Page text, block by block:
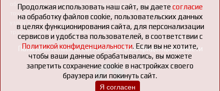
обозначения профиля деятельности магазина, а также для
точной идентификации совместимости предлагаемых деталей,
узлов и сопутствующих аксессуаров с конкретными
транспортными средствами потребителей.
Пользовательское соглашение о конфиденциальности
Продолжая использовать наш сайт, вы даетесогласие
на обработку файлов cookie, пользовательских данных
в целях функционирования сайта, для персонализации
сервисов и удобства пользователей, в соответствии с
Политикой конфиденциальности. Если вы не хотите,
чтобы ваши данные обрабатывались, вы можете
запретить сохранение cookie в настройках своего
браузера или покинуть сайт.
Я согласен